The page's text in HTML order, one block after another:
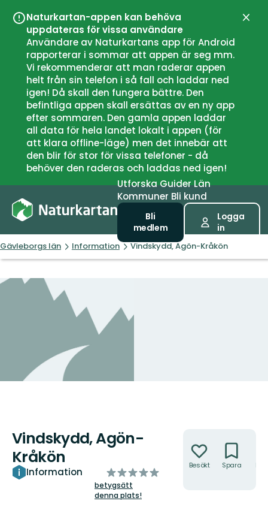
Naturkartan-appen kan behöva
uppdateras för vissa användare
Användare av Naturkartans app för Android
rapporterar i sommar att appen är seg mm.
Vi rekommenderar att man raderar appen
helt från sin telefon i så fall och laddar ned
igen! Då skall den fungera bättre. Den
befintliga appen skall ersättas av en ny app
efter sommaren. Den gamla appen laddar
all data för hela landet lokalt i appen (för
att klara offline-läge) men det innebär att
den blir för stor för vissa telefoner - då
behöver den raderas och laddas ned igen!
UtforskaGuiderLän
Kommuner Bli kund
Bli
medlem
Logga
in
Gävleborgs län Information Vindskydd, Agön-Kråkön
Vindskydd, Agön-
Kråkön
Information
av
5
stjärnor
betygsätt
denna plats!
Besökt Spara